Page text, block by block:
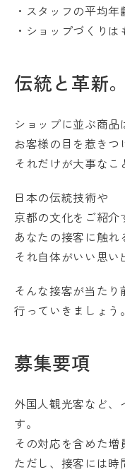
・スタッフの平均年
・ショップづくり
伝統と革新。
ショップに並ぶ商品
お客様の目を惹きつ
それだけが大事なこ
日本の伝統技術や
京都の文化をご紹介
あなたの接客に触れ
それ自体がいい思い
そんな接客が当たり
行っていきましょう。
募集要項
外国人観光客など、
す。
その対応を含めた増
ただし、接客には時